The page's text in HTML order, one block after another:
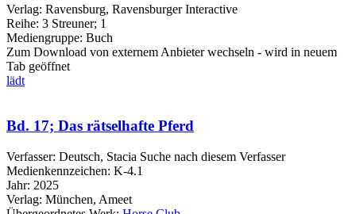
Verlag: Ravensburg, Ravensburger Interactive
Reihe: 3 Streuner; 1
Mediengruppe: Buch
Zum Download von externem Anbieter wechseln - wird in neuem
Tab geöffnet
lädt
Bd. 17; Das rätselhafte Pferd
Verfasser: Deutsch, Stacia Suche nach diesem Verfasser
Medienkennzeichen: K-4.1
Jahr: 2025
Verlag: München, Ameet